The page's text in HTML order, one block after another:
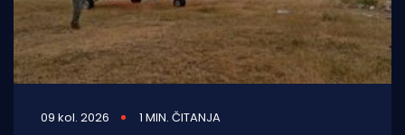
09 kol. 2026 1 MIN. ČITANJA